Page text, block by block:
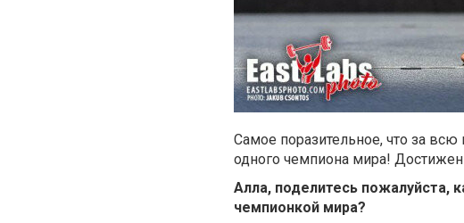
Самое поразительное, что за
одного чемпиона мира!
Алла, поделитесь пожалуйста,
чемпионкой мира?